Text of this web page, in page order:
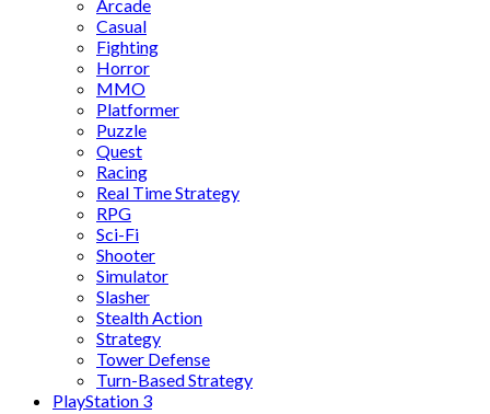
Arcade
Casual
Fighting
Horror
MMO
Platformer
Puzzle
Quest
Racing
Real Time Strategy
RPG
Sci-Fi
Shooter
Simulator
Slasher
Stealth Action
Strategy
Tower Defense
Turn-Based Strategy
PlayStation 3